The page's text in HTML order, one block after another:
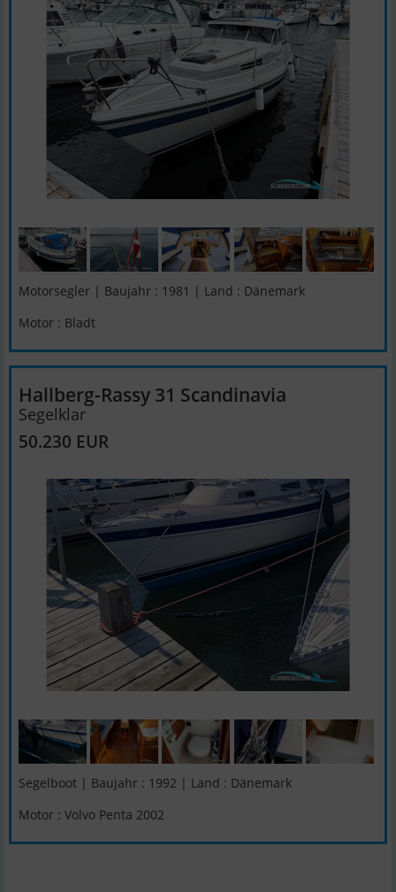
Motorsegler | Baujahr : 1981 | Land : Dänemark
Motor : Bladt
Hallberg-Rassy 31 Scandinavia
Segelklar
50.230 EUR
Segelboot | Baujahr : 1992 | Land : Dänemark
Motor : Volvo Penta 2002